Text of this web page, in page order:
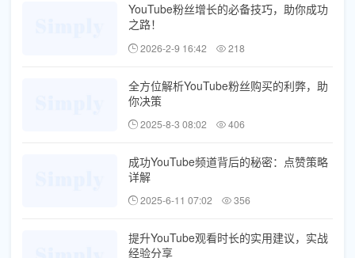
YouTube粉丝增长的必备技巧，助你成功
之路！
2026-2-9 16:42 218
全方位解析YouTube粉丝购买的利弊，助
你决策
2025-8-3 08:02 406
成功YouTube频道背后的秘密：点赞策略
详解
2025-6-11 07:02 356
提升YouTube观看时长的实用建议，实战
经验分享